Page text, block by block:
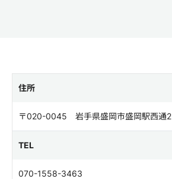
住所
〒020-0045 岩手県盛岡市盛岡駅西通
TEL
070-1558-3463